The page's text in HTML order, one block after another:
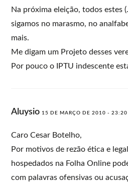
Na próxima eleição, todos estes
sigamos no marasmo, no
mais.
Me digam um Projeto desses
Por pouco o IPTU indescente
Aluysio 15 DE MARÇO DE 2010 - 23:20
Caro Cesar Botelho,
Por motivos de rezão ética e
hospedados na Folha Online
com palavras ofensivas ou